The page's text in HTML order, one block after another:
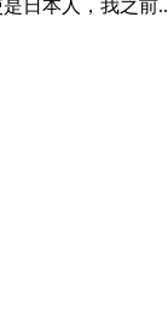
日本人，我之前